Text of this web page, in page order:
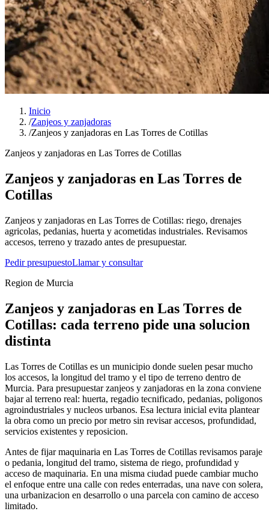
Inicio
/Zanjeos y zanjadoras
/Zanjeos y zanjadoras en Las Torres de Cotillas
Zanjeos y zanjadoras en Las Torres de Cotillas
Zanjeos y zanjadoras en Las Torres de
Cotillas
Zanjeos y zanjadoras en Las Torres de Cotillas: riego, drenajes
agricolas, pedanias, huerta y acometidas industriales. Revisamos
accesos, terreno y trazado antes de presupuestar.
Pedir presupuestoLlamar y consultar
Region de Murcia
Zanjeos y zanjadoras en Las Torres de
Cotillas: cada terreno pide una solucion
distinta
Las Torres de Cotillas es un municipio donde suelen pesar mucho
los accesos, la longitud del tramo y el tipo de terreno dentro de
Murcia. Para presupuestar zanjeos y zanjadoras en la zona conviene
bajar al terreno real: huerta, regadio tecnificado, pedanias, poligonos
agroindustriales y nucleos urbanos. Esa lectura inicial evita plantear
la obra como un precio por metro sin revisar accesos, profundidad,
servicios existentes y reposicion.
Antes de fijar maquinaria en Las Torres de Cotillas revisamos paraje
o pedania, longitud del tramo, sistema de riego, profundidad y
acceso de maquinaria. En una misma ciudad puede cambiar mucho
el enfoque entre una calle con redes enterradas, una nave con solera,
una urbanizacion en desarrollo o una parcela con camino de acceso
limitado.